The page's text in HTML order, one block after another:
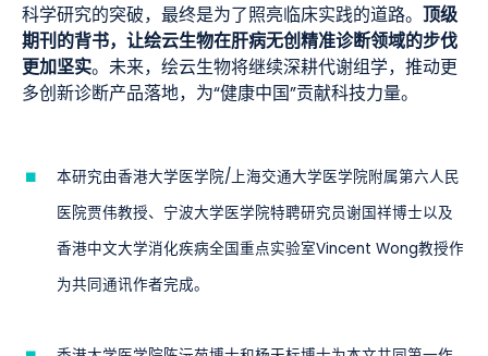
科学研究的突破，最终是为了照亮临床实践的道路。 顶级
期刊的背书，让绘云生物在肝病无创精准诊断领域的步伐
更加坚实。未来，绘云生物将继续深耕代谢组学，推动更
多创新诊断产品落地，为“健康中国”贡献科技力量。
本研究由香港大学医学院/上海交通大学医学院附属第六人民
医院贾伟教授、宁波大学医学院特聘研究员谢国祥博士以及
香港中文大学消化疾病全国重点实验室Vincent Wong教授作
为共同通讯作者完成。